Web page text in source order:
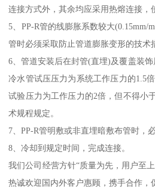
连接方式外，其余均应采用热熔连接，
5、PP-R管的线膨胀系数较大
管时必须采取防止管道膨胀变形的技术
6、管道安装后在封管(直埋)及覆盖装饰
冷水管试压压力为系统工作压力的1.5
试验压力为工作压力的2倍，但不得小
术规程规定。
7、PP-R管明敷或非直埋暗敷布管时，
8、冷却到规定时间，完成连接。
我们公司经营方针“质量为先，用户至
热诚欢迎国内外客户惠顾，携手合作，